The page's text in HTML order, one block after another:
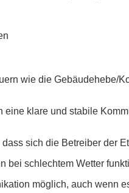
wie die Gebäudehebe/
klare und stabile
sich die Betreiber der
bei schlechtem Wetter
möglich, auch wenn